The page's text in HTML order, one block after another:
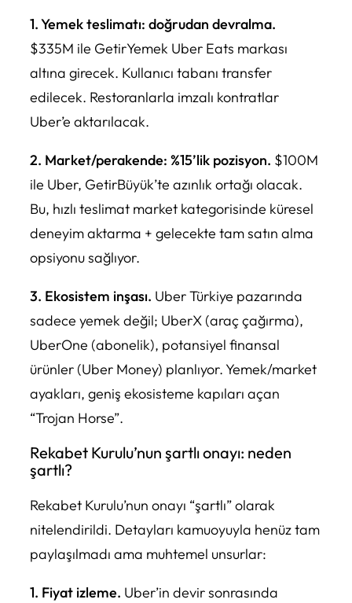
1. Yemek teslimatı: doğrudan devralma.
$335M ile GetirYemek Uber Eats markası
altına girecek. Kullanıcı tabanı transfer
edilecek. Restoranlarla imzalı kontratlar
Uber’e aktarılacak.
2. Market/perakende: %15’lik pozisyon. $100M
ile Uber, GetirBüyük’te azınlık ortağı olacak.
Bu, hızlı teslimat market kategorisinde küresel
deneyim aktarma + gelecekte tam satın alma
opsiyonu sağlıyor.
3. Ekosistem inşası. Uber Türkiye pazarında
sadece yemek değil; UberX (araç çağırma),
UberOne (abonelik), potansiyel finansal
ürünler (Uber Money) planlıyor. Yemek/market
ayakları, geniş ekosisteme kapıları açan
“Trojan Horse”.
Rekabet Kurulu’nun şartlı onayı: neden
şartlı?
Rekabet Kurulu’nun onayı “şartlı” olarak
nitelendirildi. Detayları kamuoyuyla henüz tam
paylaşılmadı ama muhtemel unsurlar:
1. Fiyat izleme. Uber’in devir sonrasında